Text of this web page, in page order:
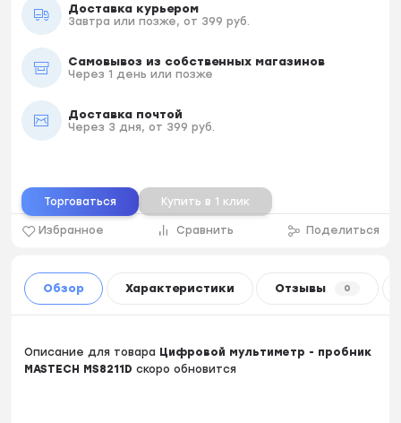
Доставка курьером
Завтра или позже, от 399 руб.
Самовывоз из собственных магазинов
Через 1 день или позже
Доставка почтой
Через 3 дня, от 399 руб.
Избранное Сравнить Поделиться
Торговаться Купить в 1 клик
Обзор Характеристики Отзывы 0
Описание для товара Цифровой мультиметр - пробник
MASTECH MS8211D скоро обновится